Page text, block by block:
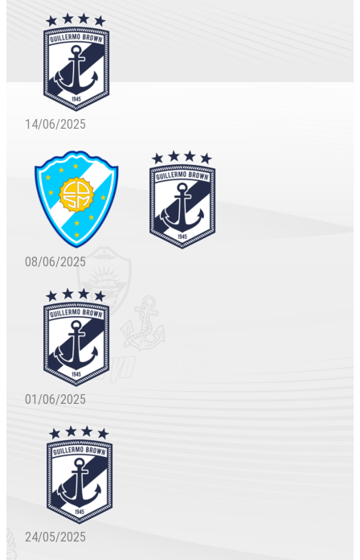
14/06/2025
08/06/2025
01/06/2025
24/05/2025